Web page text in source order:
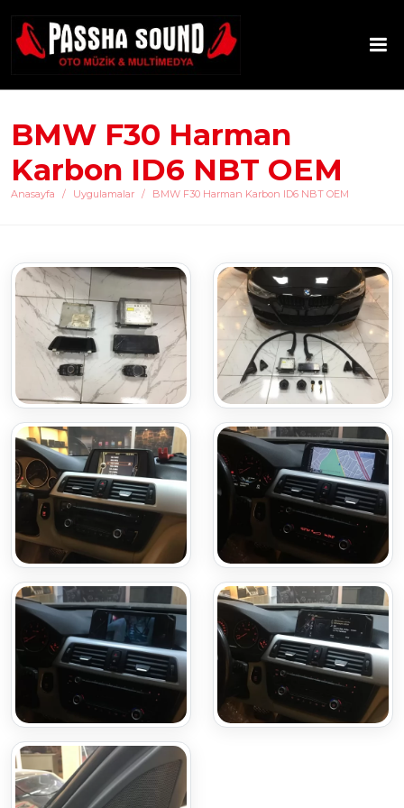
BMW F30 Harman
Karbon ID6 NBT OEM
Anasayfa Uygulamalar BMW F30 Harman Karbon ID6 NBT OEM